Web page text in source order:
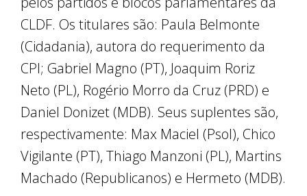
CLDF. Os titulares são: Paula Belmonte
(Cidadania), autora do requerimento da
CPI; Gabriel Magno (PT), Joaquim Roriz
Neto (PL), Rogério Morro da Cruz (PRD) e
Daniel Donizet (MDB). Seus suplentes são,
respectivamente: Max Maciel (Psol), Chico
Vigilante (PT), Thiago Manzoni (PL), Martins
Machado (Republicanos) e Hermeto (MDB).